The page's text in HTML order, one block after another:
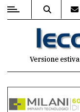
MENU
commenti
Versione